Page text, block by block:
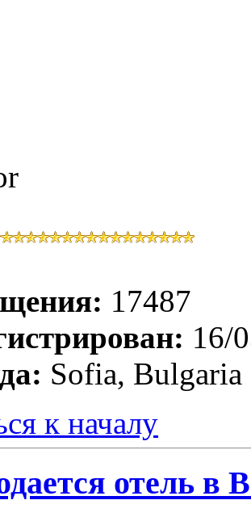
17487
16/
Sofia, Bulgaria
к началу
отель в